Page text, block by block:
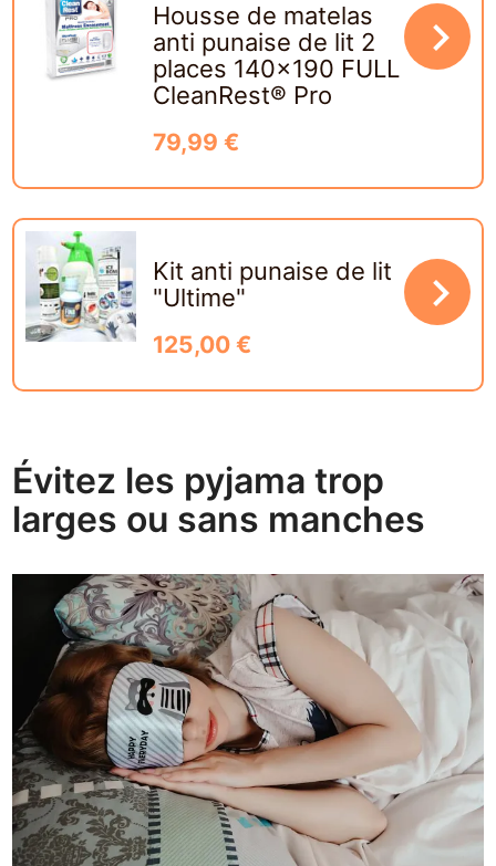
Housse de matelas
anti punaise de lit 2
places 140x190 FULL
CleanRest® Pro
79,99 €
navigate_next
Kit anti punaise de lit
"Ultime"
125,00 €
navigate_next
Évitez les pyjama trop
larges ou sans manches